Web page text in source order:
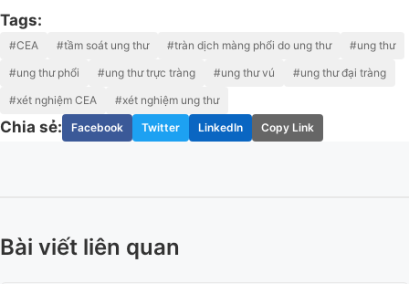
Tags:
#CEA #tầm soát ung thư #tràn dịch màng phổi do ung thư
#ung thư
#ung thư phổi
#ung thư trực tràng #ung thư vú
#ung thư đại tràng
#xét nghiệm CEA
#xét nghiệm ung thư
Chia sẻ: Facebook Twitter LinkedIn Copy Link
Bài viết liên quan